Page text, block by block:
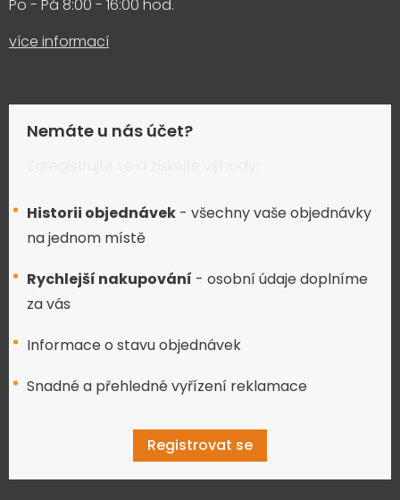
Po - Pá 8:00 - 16:00 hod.
více informací
Nemáte u nás účet?
Historii objednávek - všechny vaše objednávky
na jednom místě
Rychlejší nakupování - osobní údaje doplníme
za vás
Informace o stavu objednávek
Snadné a přehledné vyřízení reklamace
Registrovat se